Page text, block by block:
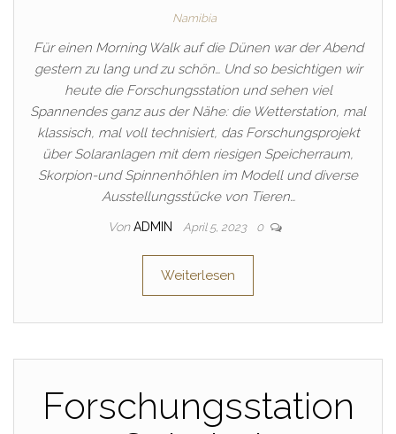
Namibia
Für einen Morning Walk auf die Dünen war der Abend
gestern zu lang und zu schön… Und so besichtigen wir
heute die Forschungsstation und sehen viel
Spannendes ganz aus der Nähe: die Wetterstation, mal
klassisch, mal voll technisiert, das Forschungsprojekt
über Solaranlagen mit dem riesigen Speicherraum,
Skorpion-und Spinnenhöhlen im Modell und diverse
Ausstellungsstücke von Tieren…
Von ADMIN April 5, 2023 0
Weiterlesen
Forschungsstation